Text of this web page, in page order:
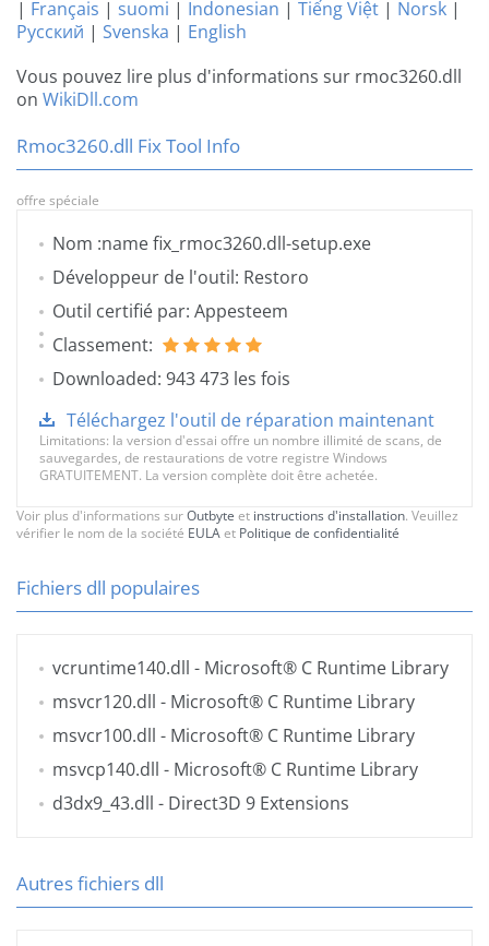
| Français | suomi | Indonesian | Tiếng Việt | Norsk |
Русский | Svenska | English
Vous pouvez lire plus d'informations sur rmoc3260.dll
on WikiDll.com
Rmoc3260.dll Fix Tool Info
offre spéciale
Nom :name fix_rmoc3260.dll-setup.exe
Développeur de l'outil: Restoro
Outil certifié par: Appesteem
Classement:
Downloaded: 943 473 les fois
Téléchargez l'outil de réparation maintenant
Limitations: la version d'essai offre un nombre illimité de scans, de
sauvegardes, de restaurations de votre registre Windows
GRATUITEMENT. La version complète doit être achetée.
Voir plus d'informations surOutbyte et instructions d'installation. Veuillez
vérifier le nom de la société EULAet Politique de confidentialité
Fichiers dll populaires
vcruntime140.dll - Microsoft® C Runtime Library
msvcr120.dll - Microsoft® C Runtime Library
msvcr100.dll - Microsoft® C Runtime Library
msvcp140.dll - Microsoft® C Runtime Library
d3dx9_43.dll - Direct3D 9 Extensions
Autres fichiers dll